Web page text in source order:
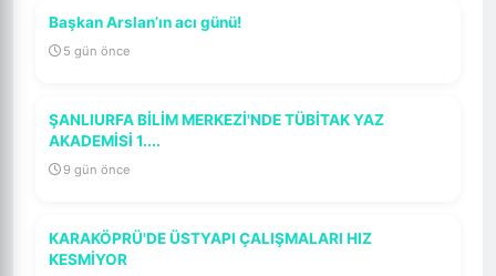
Başkan Arslan’ın acı günü!
5 gün önce
ŞANLIURFA BİLİM MERKEZİ'NDE TÜBİTAK YAZ
AKADEMİSİ 1....
9 gün önce
KARAKÖPRÜ'DE ÜSTYAPI ÇALIŞMALARI HIZ
KESMİYOR